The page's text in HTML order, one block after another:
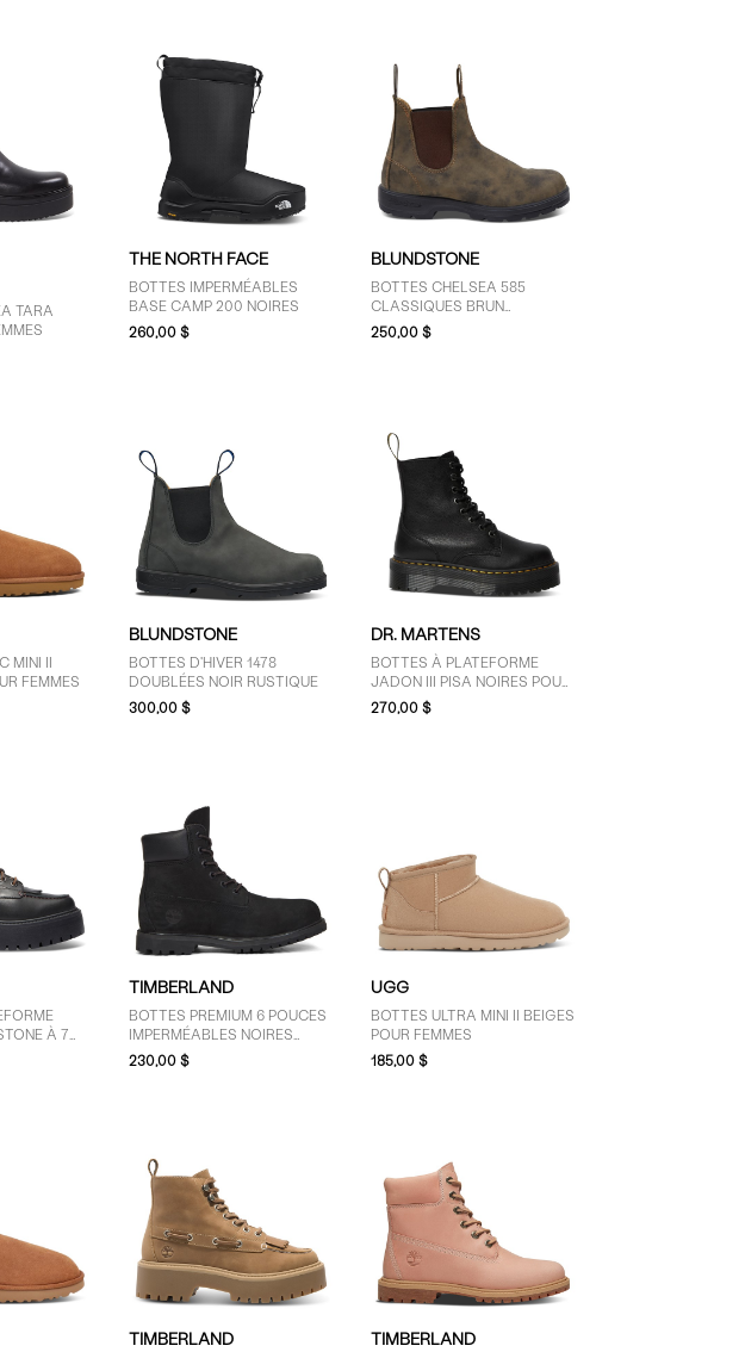
TARA
THE NORTH FACE
BOTTES IMPERMÉABLES
BASE CAMP 200 NOIRES
260,00 $
BLUNDSTONE
BOTTES CHELSEA 585
CLASSIQUES BRUN
RUSTIQUE
250,00 $
MINI II
FEMMES
BLUNDSTONE
BOTTES D'HIVER 1478
DOUBLÉES NOIR RUSTIQUE
300,00 $
DR. MARTENS
BOTTES À PLATEFORME
JADON III PISA NOIRES POUR
FEMMES
270,00 $
À 7
TIMBERLAND
BOTTES PREMIUM 6 POUCES
IMPERMÉABLES NOIRES
POUR FEMMES
230,00 $
UGG
BOTTES ULTRA MINI II BEIGES
POUR FEMMES
185,00 $
TIMBERLAND TIMBERLAND